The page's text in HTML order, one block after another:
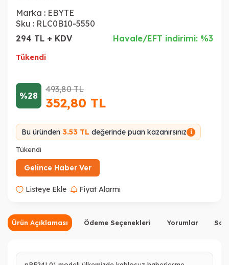
Marka : EBYTE
Sku : RLC0B10-5550
294 TL + KDV
Havale/EFT indirimi: %3
Tükendi
%28
493,80TL
352,80 TL
Bu üründen 3.53 TL değerinde puan kazanırsınız i
Tükendi
Gelince Haber Ver
Listeye Ekle Fiyat Alarmı
Ürün Açıklaması Ödeme Seçenekleri Yorumlar